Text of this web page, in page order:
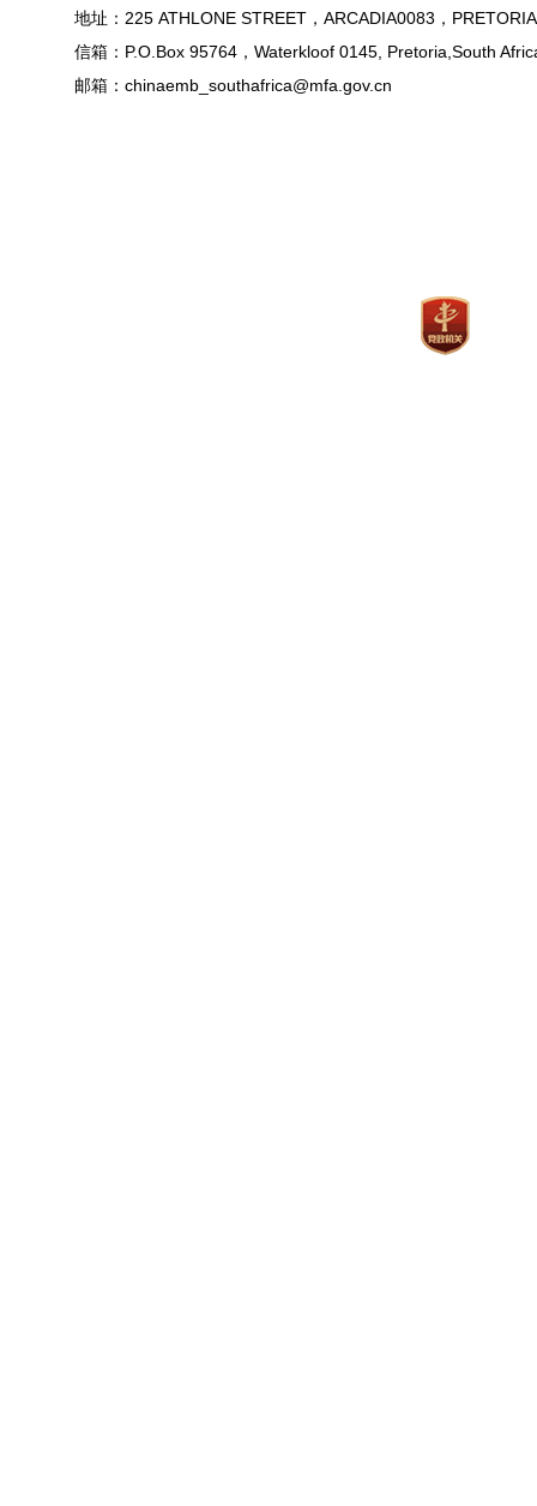
地址：225 ATHLONE STREET，ARCADIA0083，
信箱：P.O.Box 95764，Waterkloof 0145, Pretoria,South
邮箱：chinaemb_southafrica@mfa.gov.cn